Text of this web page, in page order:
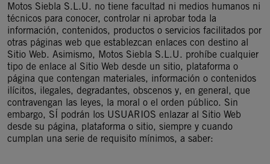
Motos Siebla S.L.U. no tiene facultad ni medios humanos ni
técnicos para conocer, controlar ni aprobar toda la
información, contenidos, productos o servicios facilitados por
otras páginas web que establezcan enlaces con destino al
Sitio Web. Asimismo, Motos Siebla S.L.U. prohíbe cualquier
tipo de enlace al Sitio Web desde un sitio, plataforma o
página que contengan materiales, información o contenidos
ilícitos, ilegales, degradantes, obscenos y, en general, que
contravengan las leyes, la moral o el orden público. Sin
embargo, SÍ podrán los USUARIOS enlazar al Sitio Web
desde su página, plataforma o sitio, siempre y cuando
cumplan una serie de requisito mínimos, a saber: